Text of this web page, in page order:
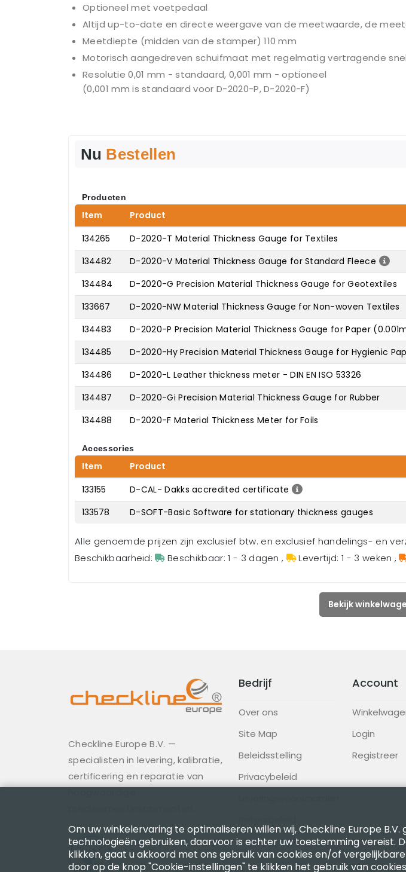
Optioneel met voetpedaal
Altijd up-to-date en directe weergave van de meetwaarde, de
Meetdiepte (midden van de stamper) 110 mm
Motorisch aangedreven schuifmaat met regelmatig vertragende
Resolutie 0,01 mm - standaard, 0,001 mm - optioneel
(0,001 mm is standaard voor D-2020-P, D-2020-F)
Nu Bestellen
Producten
Item Product
134265
D-2020-T Material Thickness Gauge for Textiles
134482 D-2020-V Material Thickness Gauge for Standard Fleece
134484 D-2020-G Precision Material Thickness Gauge for Geotextiles
133667 D-2020-NW Material Thickness Gauge for Non-woven Textiles
134483 D-2020-P Precision Material Thickness Gauge for Paper
134485 D-2020-Hy Precision Material Thickness Gauge for Hygienic
134486 D-2020-L Leather thickness meter - DIN EN ISO 53326
134487 D-2020-Gi Precision Material Thickness Gauge for Rubber
134488 D-2020-F Material Thickness Meter for Foils
Accessories
Item Product
133155
D-CAL- Dakks accredited certificate
133578 D-SOFT-Basic Software for stationary thickness gauges
Alle genoemde prijzen zijn exclusief btw. en exclusief handelings- en
Beschikbaarheid:
Beschikbaar: 1 - 3 dagen , Levertijd: 1 - 3 weken ,
Bekijk
Checkline Europe B.V. —
specialisten in levering, kalibratie,
certificering en reparatie van
Bedrijf
Over ons
Site Map
Beleidsstelling
Privacybeleid
Gedragscode
Account
Login
Registreer
Om uw winkelervaring te optimaliseren willen wij, Checkline Europe
technologieën gebruiken, daarvoor is echter uw toestemming vereist.
klikken, gaat u akkoord met ons gebruik van cookies en/of
door op de knop "Cookie-instellingen" te klikken het gebruik van